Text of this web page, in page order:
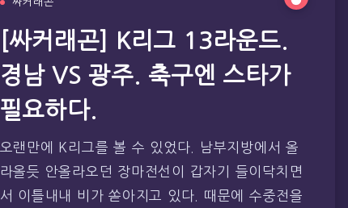
[싸커래곤] K리그 13라운드.
경남 VS 광주. 축구엔 스타가
필요하다.
오랜만에 K리그를 볼 수 있었다. 남부지방에서 올
라올듯 안올라오던 장마전선이 갑자기 들이닥치면
서 이틀내내 비가 쏟아지고 있다. 때문에 수중전을